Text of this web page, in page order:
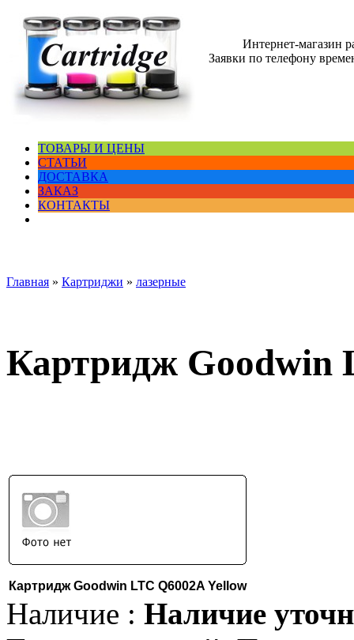
Интернет-магазин
Заявки по телефону
ТОВАРЫ И ЦЕНЫ
СТАТЬИ
ДОСТАВКА
ЗАКАЗ
КОНТАКТЫ
Главная » Картриджи » лазерные
Картридж Goodwin
Картридж Goodwin LTC Q6002A Yellow
Наличие : Наличие